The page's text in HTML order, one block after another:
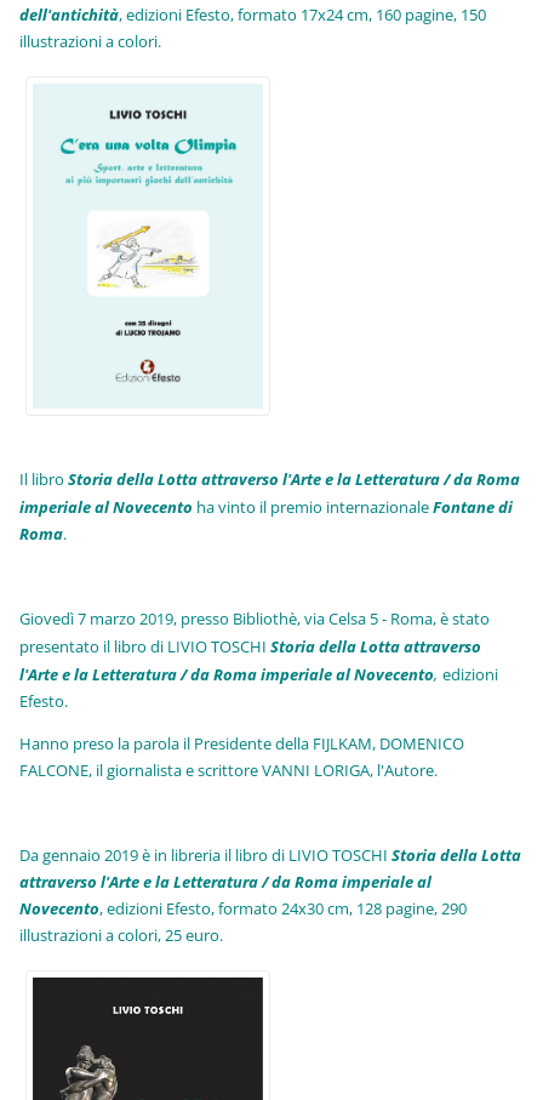
dell'antichità,edizioni Efesto, formato 17x24 cm, 160 pagine, 150
illustrazioni a colori.
Il libroStoria della Lotta attraverso l'Arte e la Letteratura / da Roma
imperiale al Novecento ha vinto il premio internazionaleFontane di
Roma.
Giovedì 7 marzo 2019, presso Bibliothè, via Celsa 5 - Roma, è stato
presentato il libro di LIVIO TOSCHIStoria della Lotta attraverso
l'Arte e la Letteratura / da Roma imperiale al Novecento, edizioni
Efesto.
Hanno preso la parola il Presidente della FIJLKAM, DOMENICO
FALCONE, il giornalista e scrittore VANNI LORIGA, l'Autore.
Da gennaio 2019 è in libreria il libro di LIVIO TOSCHIStoria della Lotta
attraverso l'Arte e la Letteratura / da Roma imperiale al
Novecento, edizioni Efesto, formato 24x30 cm, 128 pagine, 290
illustrazioni a colori, 25 euro.